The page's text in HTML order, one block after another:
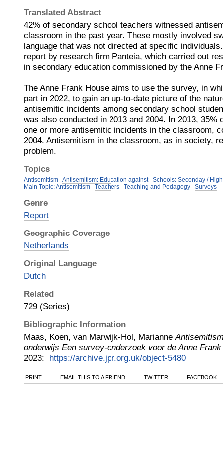
Translated Abstract
42% of secondary school teachers witnessed
classroom in the past year. These mostly involved
language that was not directed at specific
report by research firm Panteia, which carried out
in secondary education commissioned by the Anne
The Anne Frank House aims to use the survey, in
part in 2022, to gain an up-to-date picture of the
antisemitic incidents among secondary school
was also conducted in 2013 and 2004. In 2013, 35%
one or more antisemitic incidents in the classroom,
2004. Antisemitism in the classroom, as in society,
problem.
Topics
Antisemitism Antisemitism: Education against
Schools: Seconday /
Main Topic: Antisemitism
Teachers Teaching and Pedagogy Surveys
Genre
Report
Geographic Coverage
Netherlands
Original Language
Dutch
Related
729 (Series)
Bibliographic Information
Maas, Koen, van Marwijk-Hol, Marianne
onderwijs Een survey-onderzoek voor de Anne
2023: https://archive.jpr.org.uk/object-5480
PRINT EMAIL THIS TO A FRIEND TWITTER FACEBOOK